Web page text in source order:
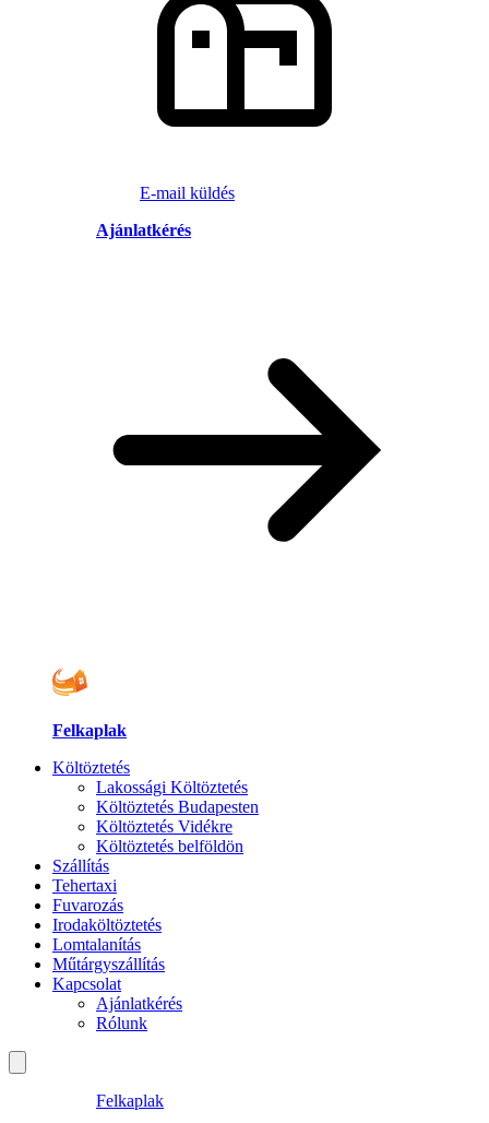
E-mail küldés
Ajánlatkérés
Felkaplak
Költöztetés
Lakossági Költöztetés
Költöztetés Budapesten
Költöztetés Vidékre
Költöztetés belföldön
Szállítás
Tehertaxi
Fuvarozás
Irodaköltöztetés
Lomtalanítás
Műtárgyszállítás
Kapcsolat
Ajánlatkérés
Rólunk
Felkaplak